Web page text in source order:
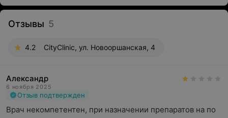
Отзывы 5
4.2 CityClinic, ул. Новооршанская, 4
Александр
6 ноября 2025
Отзыв подтвержден
Врач некомпетентен, при назначении препаратов на по